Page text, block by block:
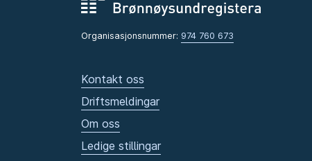
Organisasjonsnummer: 974 760 673
Kontakt oss
Driftsmeldingar
Om oss
Ledige stillingar